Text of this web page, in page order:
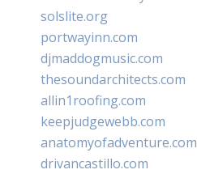
solslite.org
portwayinn.com
djmaddogmusic.com
thesoundarchitects.com
allin1roofing.com
keepjudgewebb.com
anatomyofadventure.com
drivancastillo.com